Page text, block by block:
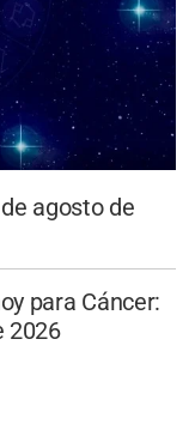
agosto de
para Cáncer:
2026